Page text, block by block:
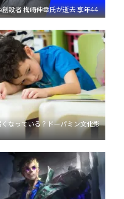
設者 梅崎伸幸氏が逝去 享年44
なっている？ドーパミン文化影